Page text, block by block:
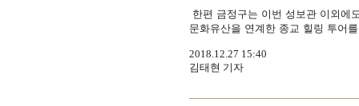
한편 금정구는 이번 성보관 이외에
문화유산을 연계한 종교 힐링 투어
2018.12.27 15:40
김태현 기자